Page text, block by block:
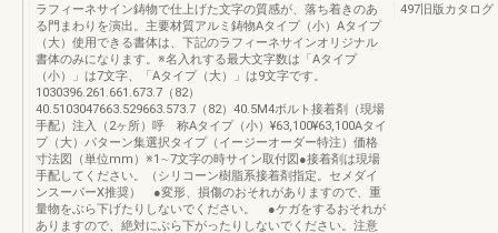
ラフィーネサイン鋳物で仕上げた文字の質感が、落ち着きのあ
る門まわりを演出。主要材質アルミ鋳物Aタイプ（小）Aタイプ
（大）使用できる書体は、下記のラフィーネサインオリジナル
書体のみになります。※名入れする最大文字数は「Aタイプ
（小）」は7文字、「Aタイプ（大）」は9文字です。
1030396.261.661.673.7（82）
40.5103047663.529663.573.7（82）40.5M4ボルト接着剤（現場
手配）注入（2ヶ所）呼 称Aタイプ（小）¥63,100¥63,100Aタイ
プ（大）パターン集選択タイプ（イージーオーダー特注）価格
寸法図（単位mm）※1∼7文字の時サイン取付図●接着剤は現場
手配してください。（シリコーン樹脂系接着剤指定。セメダイ
ンスーパーX推奨） ●変形、損傷のおそれがありますので、重
量物をぶら下げたりしないでください。 ●ケガをするおそれが
ありますので、絶対にぶら下がったりしないでください。注意
497旧版カタログ